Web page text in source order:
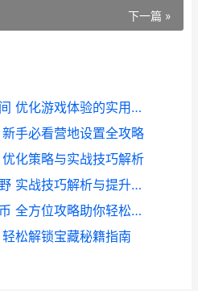
下一篇 »
王者荣耀如何调亮光时间 优化游戏体验的实用技巧解析
手必看营地设置全攻略
化策略与实战技巧解析
王者荣耀如何练扁鹊打野 实战技巧解析与提升攻略
王者荣耀如何获得玲珑币 全方位攻略助你轻松积累游戏财富
松解锁宝藏秘籍指南